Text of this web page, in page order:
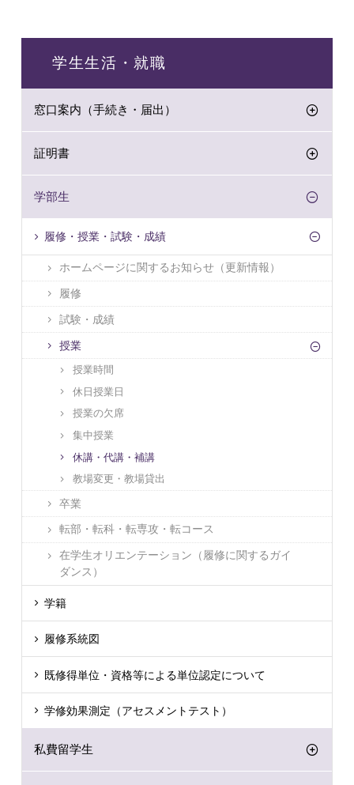
学生生活・就職
窓口案内（手続き・届出）
証明書
学部生
履修・授業・試験・成績
ホームページに関するお知らせ（更新情報）
履修
試験・成績
授業
授業時間
休日授業日
授業の欠席
集中授業
休講・代講・補講
教場変更・教場貸出
卒業
転部・転科・転専攻・転コース
在学生オリエンテーション（履修に関するガイ
ダンス）
学籍
履修系統図
既修得単位・資格等による単位認定について
学修効果測定（アセスメントテスト）
私費留学生